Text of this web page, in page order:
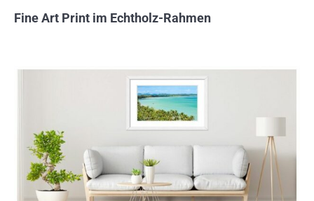
Fine Art Print im Echtholz-Rahmen